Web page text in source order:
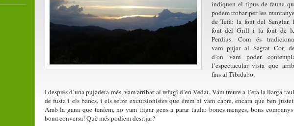
indiquen el tipus de fauna
podem trobar per les
de Teià: la font del Senglar,
font del Grill i la font de
Perdius. Com és
vam pujar al Sagrat Cor,
d’on vam poder
l’espectacular vista que
fins al Tibidabo.
I després d’una pujadeta més, vam arribar al refugi d’en Vedat. Vam treure a l’era la llarga
de fusta i els bancs, i els setze excursionistes que érem hi vam cabre, encara que ben
Amb la gana que teníem, no vam trigar gens a parar taula: bones menges, bons
bona conversa! Què més podíem desitjar?